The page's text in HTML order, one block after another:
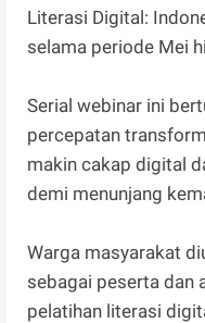
Literasi Digital:
selama periode Mei
Serial webinar ini
percepatan
makin cakap digital
demi menunjang
Warga masyarakat
sebagai peserta dan
pelatihan literasi